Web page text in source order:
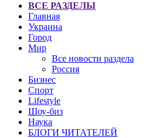
ВСЕ РАЗДЕЛЫ
Главная
Украина
Город
Мир
Все новости раздела
Россия
Бизнес
Спорт
Lifestyle
Шоу-биз
Наука
БЛОГИ ЧИТАТЕЛЕЙ